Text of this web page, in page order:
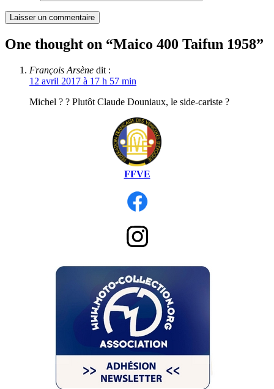
One thought on “Maico 400 Taifun 1958”
François Arsène dit :
12 avril 2017 à 17 h 57 min
Michel ? ? Plutôt Claude Douniaux, le side-cariste ?
FFVE